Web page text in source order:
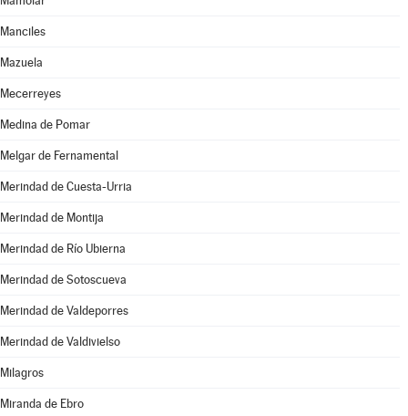
Manciles
Mazuela
Mecerreyes
Medina de Pomar
Melgar de Fernamental
Merindad de Cuesta-Urria
Merindad de Montija
Merindad de Río Ubierna
Merindad de Sotoscueva
Merindad de Valdeporres
Merindad de Valdivielso
Milagros
Miranda de Ebro